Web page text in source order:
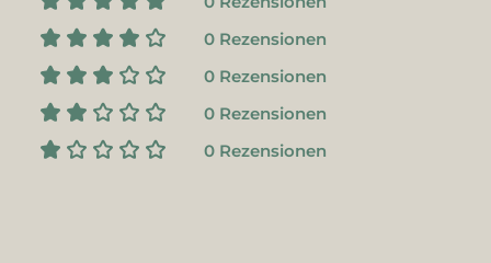
0 Rezensionen
0 Rezensionen
0 Rezensionen
0 Rezensionen